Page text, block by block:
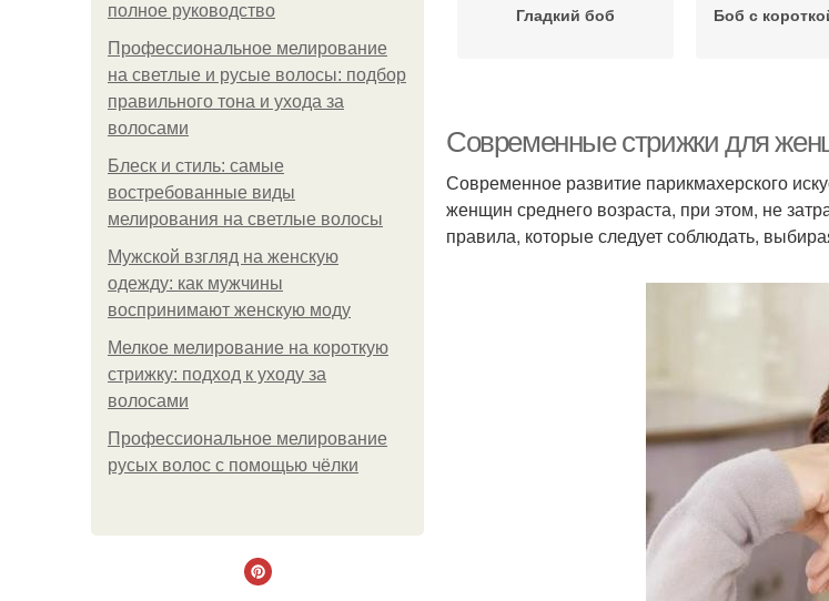
полное руководство
Профессиональное мелирование
на светлые и русые волосы: подбор
правильного тона и ухода за
волосами
Блеск и стиль: самые
востребованные виды
мелирования на светлые волосы
Мужской взгляд на женскую
одежду: как мужчины
воспринимают женскую моду
Мелкое мелирование на короткую
стрижку: подход к уходу за
волосами
Профессиональное мелирование
русых волос с помощью чёлки
Гладкий боб Боб с
Современные стрижки для
Современное развитие парикмахерского
женщин среднего возраста, при этом, не
правила, которые следует соблюдать,